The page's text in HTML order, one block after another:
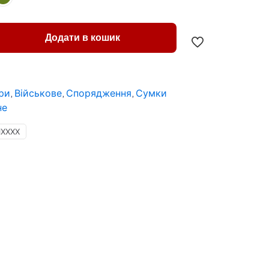
Додати в кошик
, Військове, Спорядження, Сумки